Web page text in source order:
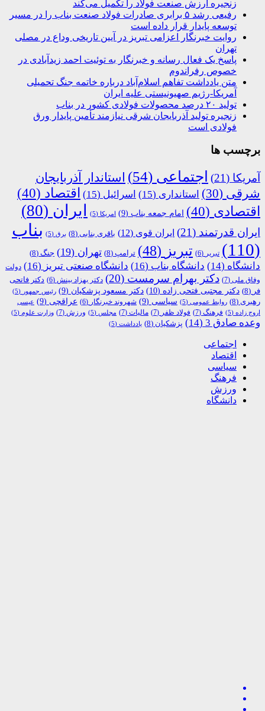
زنجیره ارزش صنعت فولاد را تکمیل می‌کند
رفیعی رشد ۵ برابری صادرات فولاد صنعت بناب را در مسیر
توسعه پایدار قرار داده است
روایت خبرنگار اعزامی تبریز در آیین تاریخی وداع در مصلی
تهران
پاسخ یک فعال رسانه و خبرنگار به توئیت احمد زیدآبادی در
خصوص رفراندوم
متن یادداشت تفاهم اسلام‌آباد درباره خاتمه جنگ تحمیلی
آمریکا-رژیم صهیونیستی علیه ایران
تولید ۲۰ درصد محصولات فولادی کشور در بناب
زنجیره تولید آذربایجان شرقی نیازمند تأمین پایدار ورق
فولادی است
برچسب ها
آمریکا (21) اجتماعی (54)
استاندار آذربایجان
شرقی (30) استانداری (15) اسرائیل (15) اقتصاد (40)
اقتصادی (40) امام جمعه بناب (9) امریکا (5) ایران (80)
ایران قدرتمند (21) ایران قوی (12) باقری بنابی (8) برق (5)
بناب
(110)
تبریر (6) تبریز (48) ترامپ (8) تهران (19) جنگ (8)
دانشگاه (14) دانشگاه بناب (16) دانشگاه صنعتی تبریز (16)
دولت
وفاق ملی (7) دکتر بهرام سرمست (20) دکتر بهزاد بینش (6)
دکتر فاتحی
فر (8) دکتر مجتبی فتحی زاده (10) دکتر مسعود پزشکیان (9) رئیس جمهور (5)
رهبری (8) روابط عمومی (5) سیاسی (9) شهروند خبرنگار (6) عراقچی (9)
عیسی
اروج زاده (5) فرهنگ (7) فولاد ظفر (7) مالیات (7) مجلس (5) ورزش (7) وزارت علوم (5)
وعده صادق 3 (14) پزشکیان (8) یادداشت (5)
اجتماعی
اقتصاد
سیاسی
فرهنگ
ورزش
دانشگاه